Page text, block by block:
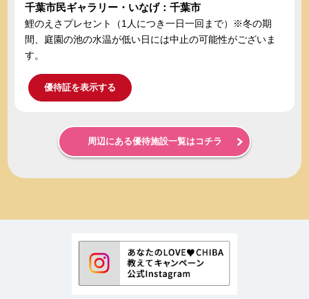
千葉市民ギャラリー・いなげ：千葉市
鯉のえさプレセント（1人につき一日一回まで）※冬の期
間、庭園の池の水温が低い日には中止の可能性がございま
す。
優待証を表示する
周辺にある優待施設一覧はコチラ